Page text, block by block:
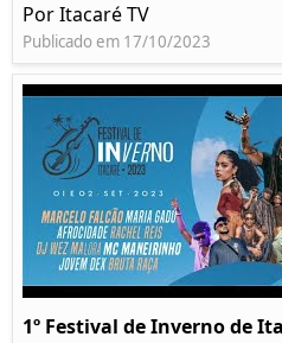
Por Itacaré TV
Publicado em 17/10/2023
1º Festival de Inverno de